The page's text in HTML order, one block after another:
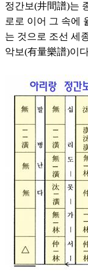
정간보(井間譜)는
로로 이어 그 속에
는 것으로 조선 세
악보(有量樂譜)이